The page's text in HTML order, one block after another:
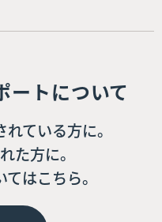
ートについて
ている方に。
た方に。
はこちら。